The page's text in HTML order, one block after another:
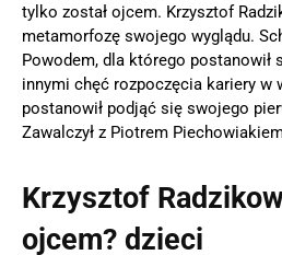
tylko został ojcem. Krzysztof
metamorfozę swojego wyglądu.
Powodem, dla którego postanowił
innymi chęć rozpoczęcia kariery w
postanowił podjąć się swojego
Zawalczył z Piotrem
Krzysztof
ojcem? dzieci